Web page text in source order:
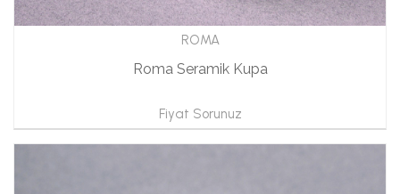
ROMA
Roma Seramik Kupa
Fiyat Sorunuz